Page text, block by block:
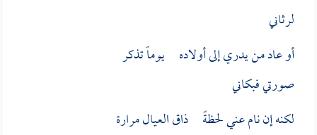
لرثاني
أو عاد من يدري إلى أولاده يوماً تذكر
صورتي فبكاني
لكنه إن نام عني لحظةً ذاق العيال مرارة